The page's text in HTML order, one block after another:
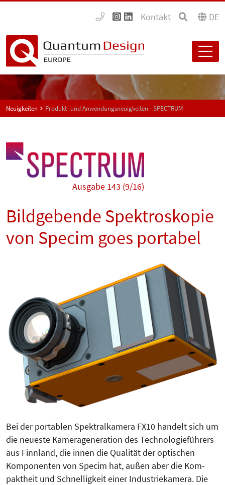
Kontakt DE
Neuigkeiten Produkt- und Anwendungsneuigkeiten - SPECTRUM
Ausgabe 143 (9/16)
Bildgebende Spektroskopie
von Specim goes portabel
Bei der portablen Spektralkamera FX10 handelt sich um
die neueste Kamerageneration des Techno­lo­gie­führers
aus Finnland, die innen die Qualität der optischen
Komponenten von Specim hat, außen aber die Kom­
paktheit und Schnelligkeit einer In­dustriekamera. Die